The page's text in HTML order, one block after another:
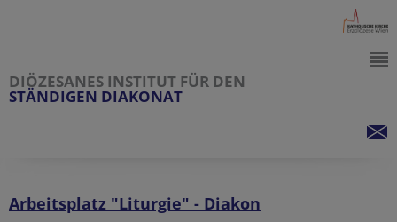
DIÖZESANES INSTITUT FÜR DEN
STÄNDIGEN DIAKONAT
Arbeitsplatz "Liturgie" - Diakon